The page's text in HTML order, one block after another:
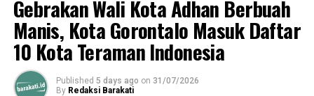
DON'T MISS
Beberapa Permasalahan Dijadikan Dasar Penentuan
Program Oleh Pemkot
Gebrakan Wali Kota Adhan Berbuah
Manis, Kota Gorontalo Masuk Daftar
10 Kota Teraman Indonesia
Published 5 days ago on 31/07/2026
By Redaksi Barakati